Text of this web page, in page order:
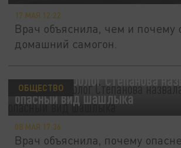
17 МАЯ 12:22
Врач объяснила, чем и почему
домашний самогон.
Гастроэнтеролог Степанова
опасный вид шашлыка
ОБЩЕСТВО
08 МАЯ 17:36
Врач объяснила, почему